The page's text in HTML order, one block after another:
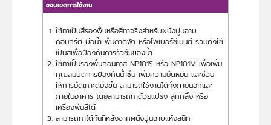
ขอบเขตการใช้งาน
ใช้ทาเป็นสีรองพื้นหรือสีทาจริงสำหรับผนังปูนฉาบ
คอนกรีต บ่อน้ำ พื้นดาดฟ้า หรือไฟเบอร์ซีเมนต์ รวมถึงใช้
เป็นสีเพื่อป้องกันการรั่วซึมของน้ำ
ใช้ทาเป็นรองพื้นก่อนทาสี NP101S หรือ NP101M เพื่อเพิ่ม
คุณสมบัติการป้องกันน้ำซึม เพิ่มความยืดหยุ่น และช่วย
ให้การยึดเกาะดียิ่งขึ้น สามารถใช้งานได้ทั้งภายนอกและ
ภายในอาคาร โดยสามารถทาด้วยแปรง ลูกกลิ้ง หรือ
เครื่องพ่นสีได้
สามารถทาได้ทันทีหลังจากผนังปูนฉาบแห้งสนิท